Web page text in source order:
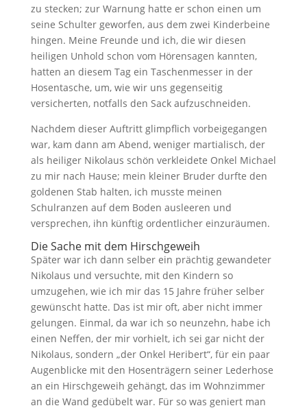
zu stecken; zur Warnung hatte er schon einen um
seine Schulter geworfen, aus dem zwei Kinderbeine
hingen. Meine Freunde und ich, die wir diesen
heiligen Unhold schon vom Hörensagen kannten,
hatten an diesem Tag ein Taschenmesser in der
Hosentasche, um, wie wir uns gegenseitig
versicherten, notfalls den Sack aufzuschneiden.
Nachdem dieser Auftritt glimpflich vorbeigegangen
war, kam dann am Abend, weniger martialisch, der
als heiliger Nikolaus schön verkleidete Onkel Michael
zu mir nach Hause; mein kleiner Bruder durfte den
goldenen Stab halten, ich musste meinen
Schulranzen auf dem Boden ausleeren und
versprechen, ihn künftig ordentlicher einzuräumen.
Die Sache mit dem Hirschgeweih
Später war ich dann selber ein prächtig gewandeter
Nikolaus und versuchte, mit den Kindern so
umzugehen, wie ich mir das 15 Jahre früher selber
gewünscht hatte. Das ist mir oft, aber nicht immer
gelungen. Einmal, da war ich so neunzehn, habe ich
einen Neffen, der mir vorhielt, ich sei gar nicht der
Nikolaus, sondern „der Onkel Heribert“, für ein paar
Augenblicke mit den Hosenträgern seiner Lederhose
an ein Hirschgeweih gehängt, das im Wohnzimmer
an die Wand gedübelt war. Für so was geniert man